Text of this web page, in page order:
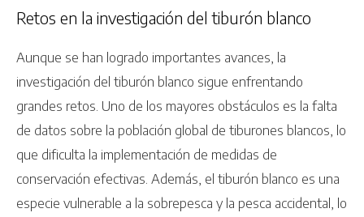
Retos en la investigación del tiburón blanco
Aunque se han logrado importantes avances, la
investigación del tiburón blanco sigue enfrentando
grandes retos. Uno de los mayores obstáculos es la falta
de datos sobre la población global de tiburones blancos, lo
que dificulta la implementación de medidas de
conservación efectivas. Además, el tiburón blanco es una
especie vulnerable a la sobrepesca y la pesca accidental, lo